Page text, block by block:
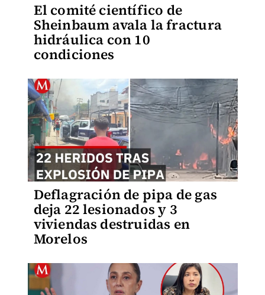
El comité científico de
Sheinbaum avala la fractura
hidráulica con 10
condiciones
Deflagración de pipa de gas
deja 22 lesionados y 3
viviendas destruidas en
Morelos